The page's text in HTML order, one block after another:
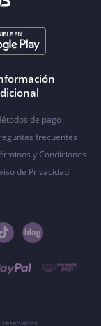
de pago
frecuentes
y Condiciones
de Privacidad